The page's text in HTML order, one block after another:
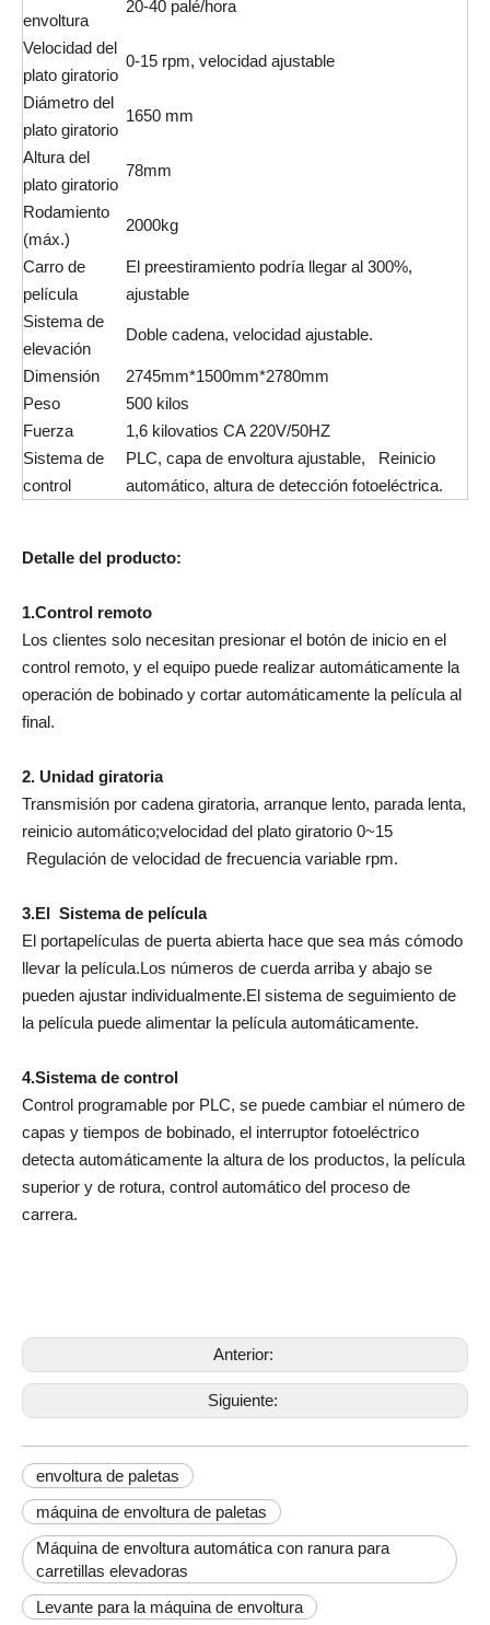
envoltura
20-40 palé/hora
Velocidad del
plato giratorio
0-15 rpm, velocidad ajustable
Diámetro del
plato giratorio
1650 mm
Altura del
plato giratorio
78mm
Rodamiento
(máx.)
2000kg
Carro de
película
El preestiramiento podría llegar al 300%,
ajustable
Sistema de
elevación
Doble cadena, velocidad ajustable.
Dimensión
2745mm*1500mm*2780mm
Peso
500 kilos
Fuerza
1,6 kilovatios CA 220V/50HZ
Sistema de
control
PLC, capa de envoltura ajustable, Reinicio
automático, altura de detección fotoeléctrica.
Detalle del producto:
1.Control remoto
Los clientes solo necesitan presionar el botón de inicio en el
control remoto, y el equipo puede realizar automáticamente la
operación de bobinado y cortar automáticamente la película al
final.
2. Unidad giratoria
Transmisión por cadena giratoria, arranque lento, parada lenta,
reinicio automático;velocidad del plato giratorio 0~15
Regulación de velocidad de frecuencia variable rpm.
3.El Sistema de película
El portapelículas de puerta abierta hace que sea más cómodo
llevar la película.Los números de cuerda arriba y abajo se
pueden ajustar individualmente.El sistema de seguimiento de
la película puede alimentar la película automáticamente.
4.Sistema de control
Control programable por PLC, se puede cambiar el número de
capas y tiempos de bobinado, el interruptor fotoeléctrico
detecta automáticamente la altura de los productos, la película
superior y de rotura, control automático del proceso de
carrera.
Anterior:
Siguiente:
envoltura de paletas
máquina de envoltura de paletas
Máquina de envoltura automática con ranura para
carretillas elevadoras
Levante para la máquina de envoltura